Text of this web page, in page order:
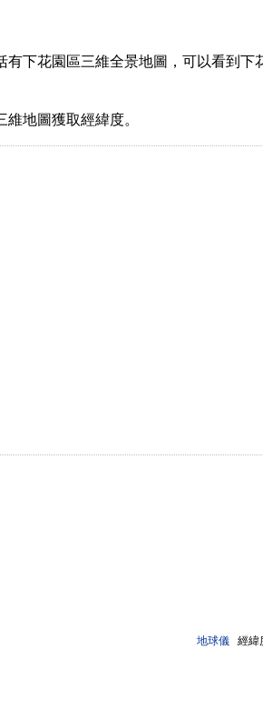
地球儀 經緯
下花園區三維全景地圖，可以看到下
地圖獲取經緯度。